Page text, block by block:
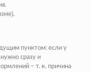
пунктом: если у
сразу и
– т. к. причина